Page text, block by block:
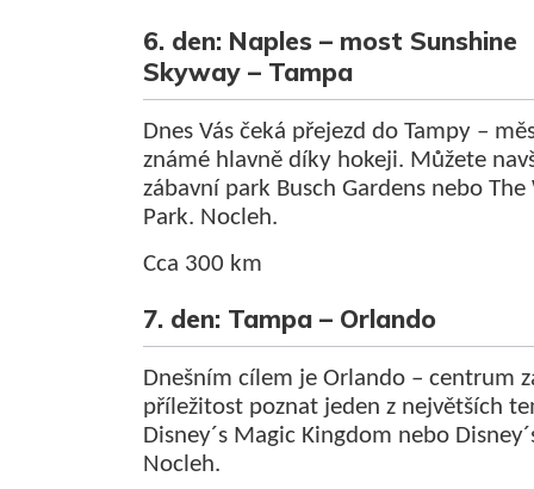
6. den: Naples – most Sunshine
Skyway – Tampa
Dnes Vás čeká přejezd do Tampy –
známé hlavně díky hokeji. Můžete
zábavní park Busch Gardens nebo The
Park. Nocleh.
Cca 300 km
7. den: Tampa – Orlando
Dnešním cílem je Orlando – centrum
příležitost poznat jeden z největších
Disney´s Magic Kingdom nebo
Nocleh.